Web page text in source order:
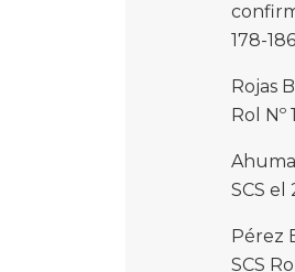
178-
Rojas
Rol Nº
SCS el
Pérez
SCS